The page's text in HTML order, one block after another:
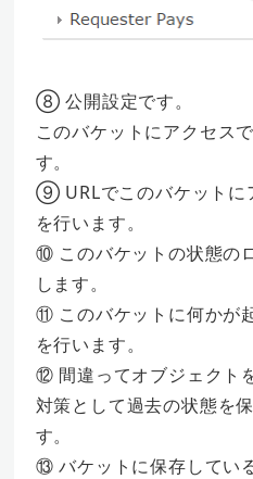
⑧ 公開設定です。
このバケットにアクセス
す。
⑨ URLでこのバケットに
を行います。
⑩ このバケットの状態の
します。
⑪ このバケットに何かが
を行います。
⑫ 間違ってオブジェクト
対策として過去の状態を
す。
⑬ バケットに保存してい